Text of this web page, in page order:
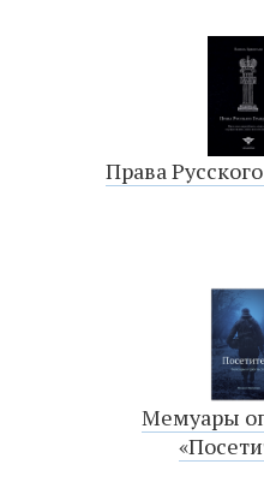
Права
Мемуары